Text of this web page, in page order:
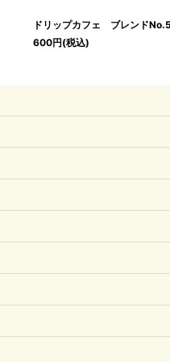
ドリップカフェ ブレンド
600円(税込)